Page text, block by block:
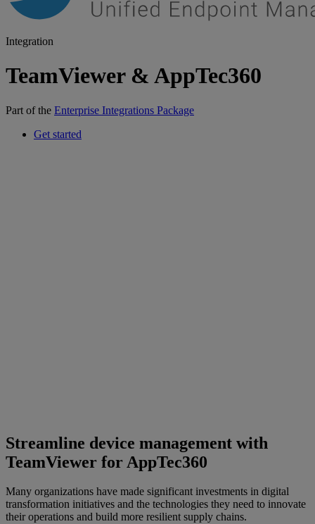
Integration
TeamViewer & AppTec360
Part of the Enterprise Integrations Package
Get started
Streamline device management with
TeamViewer for AppTec360
Many organizations have made significant investments in digital
transformation initiatives and the technologies they need to innovate
their operations and build more resilient supply chains.